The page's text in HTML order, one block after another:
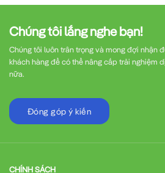
Để đảm bảo hoạt
Ngắt nguồn điện:
Chúng tôi lắng nghe bạn!
Chúng tôi luôn trân trọng và mong đợi nhận
khách hàng để có thể nâng cấp trải nghiệm
nữa.
Đóng góp ý kiến
CHÍNH SÁCH